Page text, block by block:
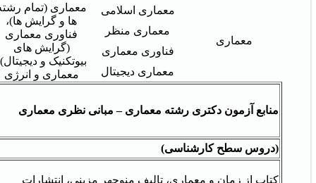
معماری
معماری اسلامی
معماری (تمام
ها و گرایش ها)،
فناوری معماری
(گرایش های
بیوتکنیک و
معماری و انرژی
معماری منظر
فناوری معماری
معماری دیجیتال
منابع آزمون دکتری رشته معماری – مبانی نظری معماری
(دروس سطح کارشناسی)
کتاب از زمان و معماری، تالیف منوچهر مزینی، انتشارات